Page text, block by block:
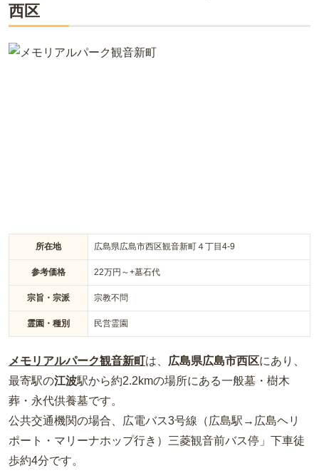
天候に左右されずお参りできる納骨堂「太陽の塔高天原」と、
は、いずれも永代供養付きで将来も安心のお墓です。「太陽の
西区
所在地 広島県広島市西区観音新町４丁目4-9
参考価格 22万円～+墓石代
宗旨・宗派 宗教不問
霊園・種別 民営霊園
メモリアルパーク観音新町は、 広島県広島市西区にあり、
最寄駅の江波駅から約2.2kmの場所にある一般墓・樹木
葬・永代供養墓です。
公共交通機関の場合 、広電バス3号線（広島駅→広島ヘリ
ポート・マリーナホップ行き）三菱観音前バス停」下車徒
歩約4分です。